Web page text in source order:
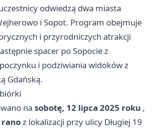
odwiedzą dwa miasta
i Sopot. Program obejmuje
i przyrodniczych atrakcji
spacer po Sopocie z
i podziwiania widoków z
Gdańską.
na sobotę, 12 lipca 2025 roku ,
ranoz lokalizacji przy ulicy Długiej 19